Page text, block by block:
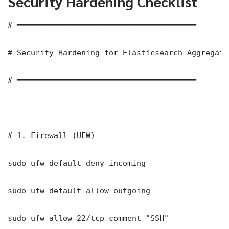
# ═══════════════════════════════════════
# Security Hardening for Elasticsearch
# ═══════════════════════════════════════
# 1. Firewall (UFW)
sudo ufw default deny incoming
sudo ufw default allow outgoing
sudo ufw allow 22/tcp comment "SSH"